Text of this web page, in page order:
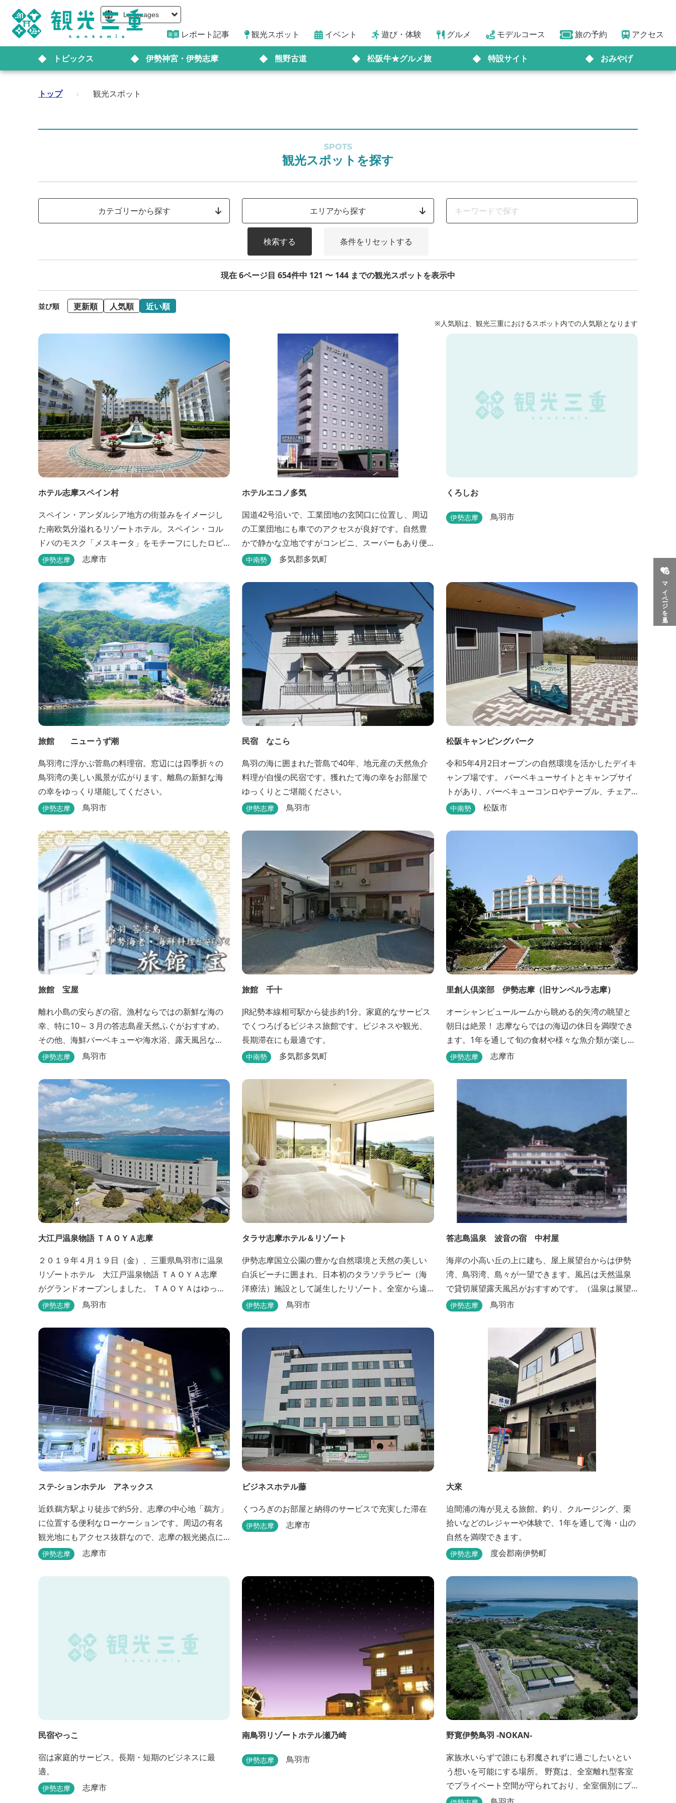
Languages
レポート記事 観光スポット イベント 遊び・体験 グルメ モデルコース 旅の予約 アクセス
トピックス 伊勢神宮・伊勢志摩 熊野古道 松阪牛★グルメ旅 特設サイト おみやげ
マイページを見る
トップ › 観光スポット
SPOTS
観光スポットを探す
カテゴリーから探す エリアから探す
検索する 条件をリセットする
現在 6ページ目 654件中 121 〜 144 までの観光スポットを表示中
並び順 更新順 人気順 近い順
※人気順は、観光三重におけるスポット内での人気順となります
ホテル志摩スペイン村
スペイン・アンダルシア地方の街並みをイメージし
た南欧気分溢れるリゾートホテル。スペイン・コル
ドバのモスク「メスキータ」をモチーフにしたロビ
ーは天井がとても高く、見るものを圧倒します。客
街を再現しており、ホテル内を散策するだけでも異
国感を満喫できます。 スペインの雰囲気が溢れた客
室やパークの夢の続きが見られるキャラクタールー
ム、最大6名様まで...
伊勢志摩 志摩市
ホテルエコノ多気
国道42号沿いで、工業団地の玄関口に位置し、周辺
の工業団地にも車でのアクセスが良好です。自然豊
かで静かな立地ですがコンビニ、スーパーもあり便
利にご利用できます。無料朝食(セルフサービス)、大
中南勢 多気郡多気町
くろしお
伊勢志摩 鳥羽市
旅館 ニューうず潮
鳥羽湾に浮かぶ菅島の料理宿。窓辺には四季折々の
鳥羽湾の美しい風景が広がります。離島の新鮮な海
の幸をゆっくり堪能してください。
伊勢志摩 鳥羽市
民宿 なこら
鳥羽の海に囲まれた菅島で40年、地元産の天然魚介
料理が自慢の民宿です。獲れたて海の幸をお部屋で
ゆっくりとご堪能ください。
伊勢志摩 鳥羽市
松阪キャンピングパーク
令和5年4月2日オープンの自然環境を活かしたデイキ
ャンプ場です。 バーベキューサイトとキャンプサイ
トがあり、バーベキューコンロやテーブル、チェア
などのレンタルもあります。 また、バーベキューサ
ん、ぜひご利用ください！
中南勢 松阪市
旅館 宝屋
離れ小島の安らぎの宿。漁村ならではの新鮮な海の
幸、特に10～３月の答志島産天然ふぐがおすすめ。
その他、海鮮バーベキューや海水浴、露天風呂な
ど。
伊勢志摩 鳥羽市
旅館 千十
JR紀勢本線相可駅から徒歩約1分。家庭的なサービス
でくつろげるビジネス旅館です。ビジネスや観光、
長期滞在にも最適です。
中南勢 多気郡多気町
里創人倶楽部 伊勢志摩（旧サンペルラ志摩）
オーシャンビュールームから眺める的矢湾の眺望と
朝日は絶景！ 志摩ならではの海辺の休日を満喫でき
ます。1年を通して旬の食材や様々な魚介類が楽しめ
ます。魚に良く合う地酒も充実。 露天ジャクジー
のリゾートホテル「里創人倶楽部 伊勢志摩」にぜ
伊勢志摩 志摩市
大江戸温泉物語 ＴＡＯＹＡ志摩
２０１９年４月１９日（金）、三重県鳥羽市に温泉
リゾートホテル 大江戸温泉物語 ＴＡＯＹＡ志摩
がグランドオープンしました。 ＴＡＯＹＡはゆった
りとたおやかにお過ごしいただけるホテルを目指
た。 目の前は太平洋に注ぐ伊勢湾の海の風景が広が
り、後背は山に囲まれ、自然豊かな環境で、正にゆ
ったりとたおやかに時が流れています。 「インフィ
ニティ風呂」と呼...
伊勢志摩 鳥羽市
タラサ志摩ホテル＆リゾート
伊勢志摩国立公園の豊かな自然環境と天然の美しい
白浜ビーチに囲まれ、日本初のタラソテラピー（海
洋療法）施設として誕生したリゾート。全室から遠
浅で穏やかな伊勢湾を眺めることができ、リラック
の前の海からきれいな海水を引き込み、24時間以内
に新鮮な状態で使用するタラソテラピーや、季節の
海の幸を楽しめるフレンチと日本料理が堪能できま
伊勢志摩 鳥羽市
答志島温泉 波音の宿 中村屋
海岸の小高い丘の上に建ち、屋上展望台からは伊勢
湾、鳥羽湾、島々が一望できます。風呂は天然温泉
で貸切展望露天風呂がおすすめです。（温泉は展望
大浴場のみとなります。）
伊勢志摩 鳥羽市
ステ-ションホテル アネックス
近鉄鵜方駅より徒歩で約5分。志摩の中心地「鵜方」
に位置する便利なローケーションです。周辺の有名
観光地にもアクセス抜群なので、志摩の観光拠点に
も最適です。
伊勢志摩 志摩市
ビジネスホテル藤
くつろぎのお部屋と納得のサービスで充実した滞在
伊勢志摩 志摩市
大來
迫間浦の海が見える旅館。釣り、クルージング、栗
拾いなどのレジャーや体験で、1年を通して海・山の
自然を満喫できます。
伊勢志摩 度会郡南伊勢町
民宿やっこ
宿は家庭的サービス。長期・短期のビジネスに最
適。
伊勢志摩 志摩市
南鳥羽リゾートホテル瀬乃崎
伊勢志摩 鳥羽市
野寛伊勢鳥羽 -NOKAN-
家族水いらずで誰にも邪魔されずに過ごしたいとい
う想いを可能にする場所。 野寛は、全室離れ型客室
でプライベート空間が守られており、全室個別にプ
ライベートドッグランが設置されております。 室内